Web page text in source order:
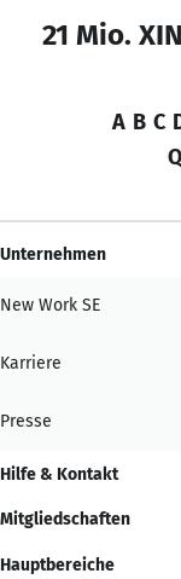
21 Mio.
A B C
Q
Unternehmen
New Work SE
Karriere
Presse
Hilfe & Kontakt
Mitgliedschaften
Hauptbereiche